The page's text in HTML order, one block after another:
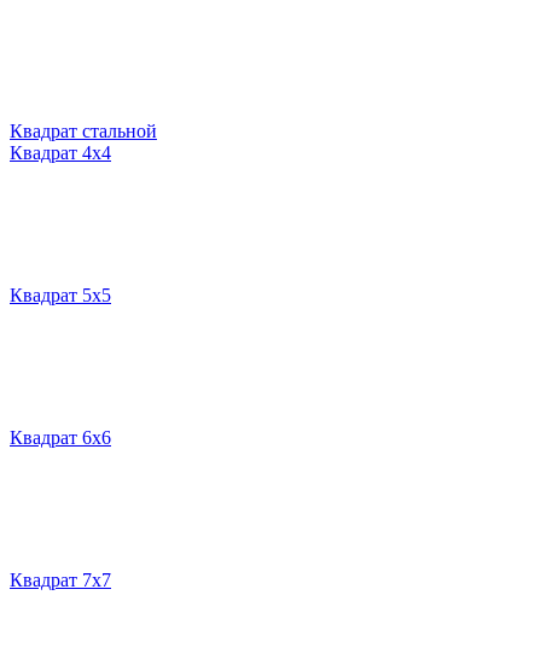
Квадрат стальной
Квадрат 4х4
Квадрат 5х5
Квадрат 6х6
Квадрат 7х7